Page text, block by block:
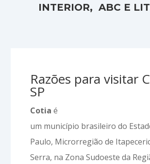
INTERIOR, ABC E
Razões para visitar
SP
Cotia é
um município brasileiro do
Paulo, Microrregião de
Serra, na Zona Sudoeste da